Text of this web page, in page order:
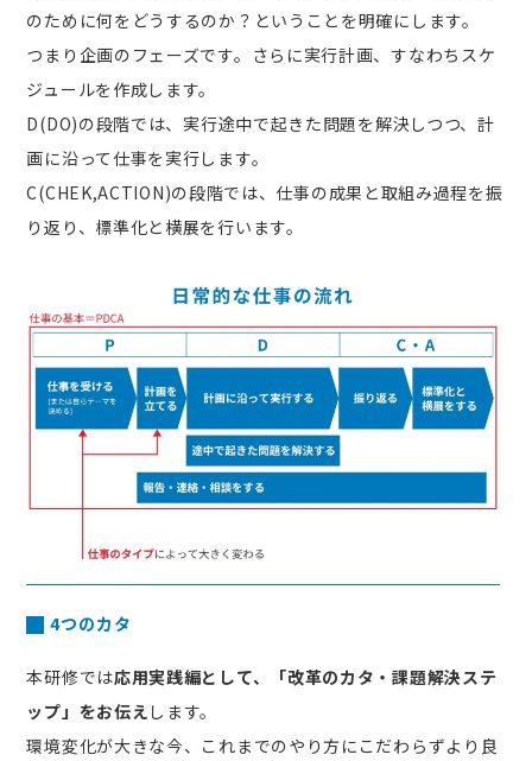
のために何をどうするのか？ということを明確にします。
つまり企画のフェーズです。さらに実行計画、すなわちスケ
ジュールを作成します。
D(DO)の段階では、実行途中で起きた問題を解決しつつ、計
画に沿って仕事を実行します。
C(CHEK,ACTION)の段階では、仕事の成果と取組み過程を振
り返り、標準化と横展を行います。
4つのカタ
本研修では応用実践編として、「改革のカタ・課題解決ステ
ップ」をお伝え します。
環境変化が大きな今、これまでのやり方にこだわらずより良